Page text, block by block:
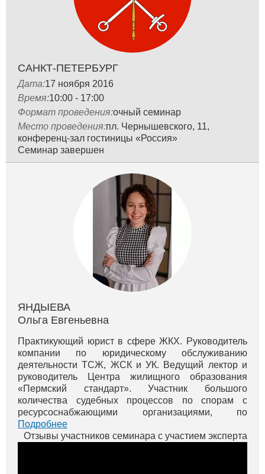
САНКТ-ПЕТЕРБУРГ
Дата:17 ноября 2016
Время:10:00 - 17:00
Формат проведения:очный семинар
Место проведения:пл. Чернышевского, 11,
конференц-зал гостиницы «Россия»
Семинар завершен
ЯНДЫЕВА
Ольга Евгеньевна
Практикующий юрист в сфере ЖКХ. Руководитель
компании по юридическому обслуживанию
деятельности ТСЖ, ЖСК и УК. Ведущий лектор и
руководитель Центра жилищного образования
«Пермский стандарт». Участник большого
количества судебных процессов по спорам с
ресурсоснабжающими организациями, по
оспариванию монопольного сговора тепловиков в
г. Перми. Вы можете просмотреть бесплатные вид...
Подробнее
Отзывы участников семинара с участием эксперта